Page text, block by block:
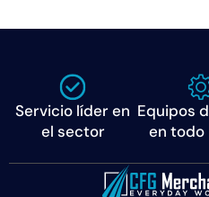
Servicio líder en
el sector
Equipos
en todo